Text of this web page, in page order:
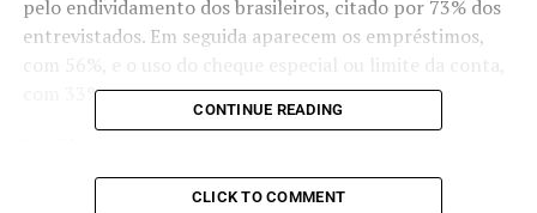
pelo endividamento dos brasileiros, citado por 73% dos
entrevistados. Em seguida aparecem os empréstimos,
com 56%, e o uso do cheque especial ou limite da conta,
com 33%.
O estudo aponta que os homens representam a maior
CONTINUE READING
CLICK TO COMMENT